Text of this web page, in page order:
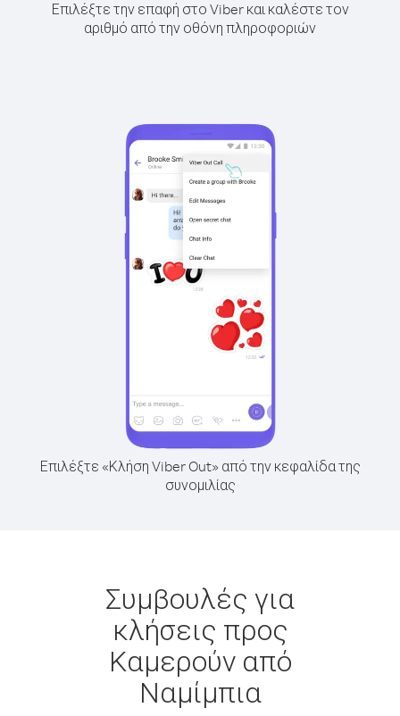
Επιλέξτε την επαφή στο Viber και καλέστε τον
αριθμό από την οθόνη πληροφοριών
Επιλέξτε «Κλήση Viber Out» από την κεφαλίδα της
συνομιλίας
Συμβουλές για
κλήσεις προς
Καμερούν από
Ναμίμπια